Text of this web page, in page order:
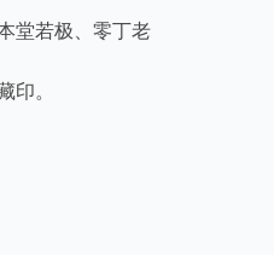
堂若极、零丁老
印。